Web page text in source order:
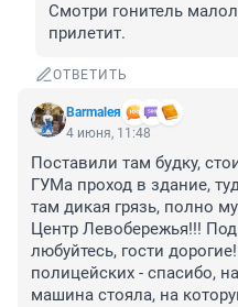
Смотри гонитель
прилетит.
ОТВЕТИТЬ
Barmaleя
4 июня, 11:48
Поставили там будку,
ГУМа проход в здание,
там дикая грязь, полно
Центр Левобережья!!!
любуйтесь, гости
полицейских - спасибо,
машина стояла, на